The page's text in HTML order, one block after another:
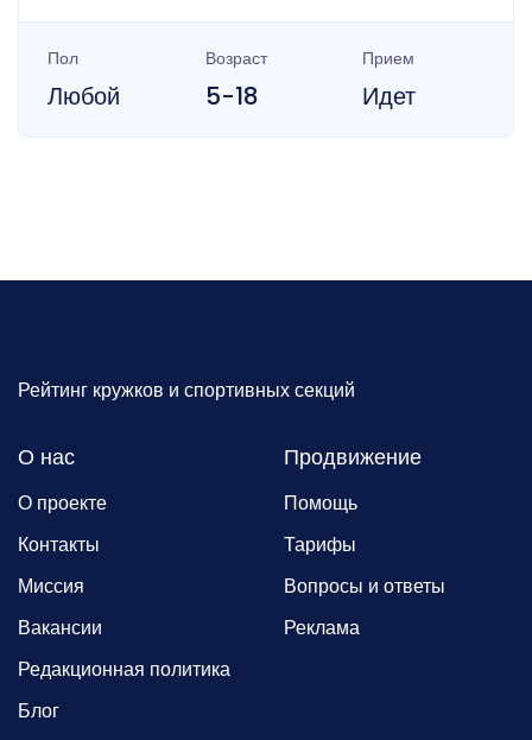
Пол
Любой
Возраст
5-18
Прием
Идет
Рейтинг кружков и спортивных секций
О нас
О проекте
Контакты
Миссия
Вакансии
Редакционная политика
Блог
Продвижение
Помощь
Тарифы
Вопросы и ответы
Реклама